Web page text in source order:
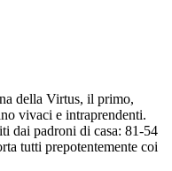
della Virtus, il primo,
vivaci e intraprendenti.
dai padroni di casa: 81-54
tutti prepotentemente coi